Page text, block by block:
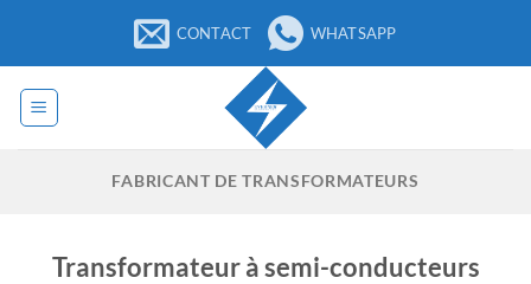
contenu
CONTACT WHATSAPP
FABRICANT DE TRANSFORMATEURS
Transformateur à semi-conducteurs